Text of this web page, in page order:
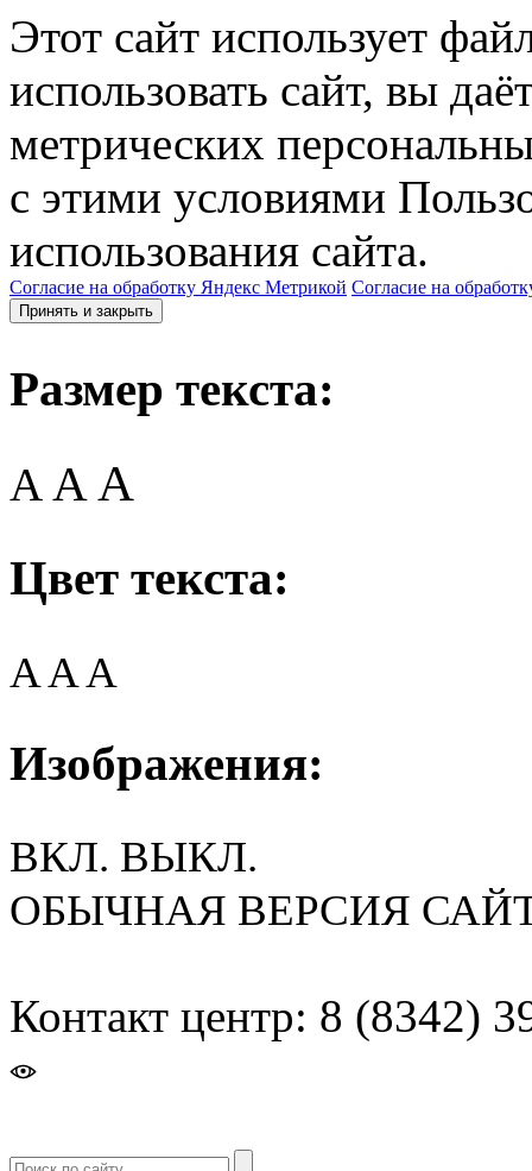
Этот сайт использует
использовать сайт, вы
метрических
с этими условиями
использования сайта.
Согласие на обработку Яндекс Метрикой Согласие на
Принять и закрыть
Размер текста:
A AA
Цвет текста:
AAA
Изображения:
ВКЛ. ВЫКЛ.
ОБЫЧНАЯ ВЕРСИЯ
Контакт центр: 8 (8342)